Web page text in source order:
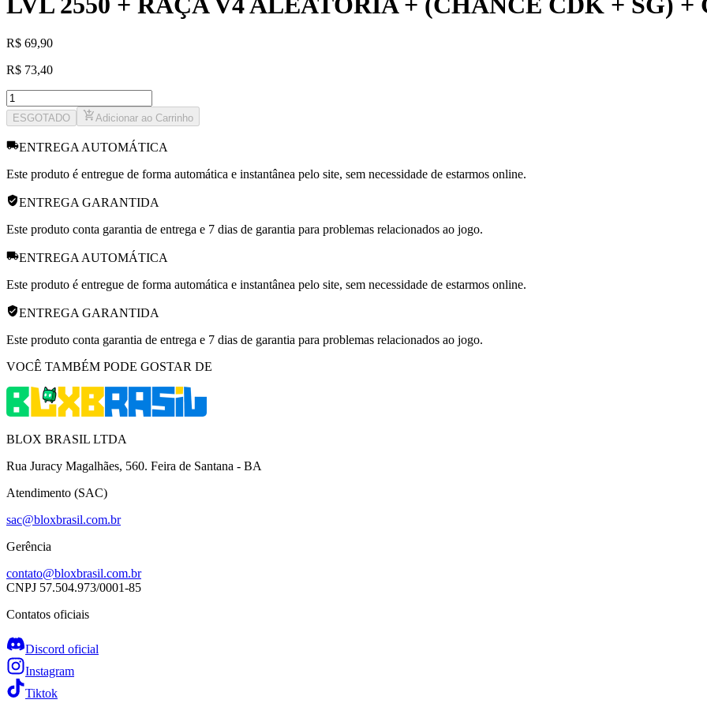
R$ 69,90
R$ 73,40
ESGOTADO Adicionar ao Carrinho
ENTREGA AUTOMÁTICA
Este produto é entregue de forma automática e instantânea pelo site, sem necessidade de estarmos online.
ENTREGA GARANTIDA
Este produto conta garantia de entrega e 7 dias de garantia para problemas relacionados ao jogo.
ENTREGA AUTOMÁTICA
Este produto é entregue de forma automática e instantânea pelo site, sem necessidade de estarmos online.
ENTREGA GARANTIDA
Este produto conta garantia de entrega e 7 dias de garantia para problemas relacionados ao jogo.
VOCÊ TAMBÉM PODE GOSTAR DE
BLOX BRASIL LTDA
Rua Juracy Magalhães, 560. Feira de Santana - BA
Atendimento (SAC)
sac@bloxbrasil.com.br
Gerência
contato@bloxbrasil.com.br
CNPJ 57.504.973/0001-85
Contatos oficiais
Discord oficial
Instagram
Tiktok